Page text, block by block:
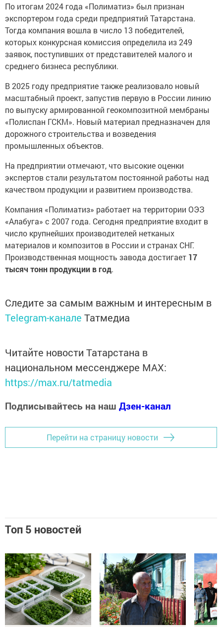
По итогам 2024 года «Полиматиз» был признан
экспортером года среди предприятий Татарстана.
Тогда компания вошла в число 13 победителей,
которых конкурсная комиссия определила из 249
заявок, поступивших от представителей малого и
среднего бизнеса республики.
В 2025 году предприятие также реализовало новый
масштабный проект, запустив первую в России линию
по выпуску армированной геокомпозитной мембраны
«Полиспан ГСКМ». Новый материал предназначен для
дорожного строительства и возведения
промышленных объектов.
На предприятии отмечают, что высокие оценки
экспертов стали результатом постоянной работы над
качеством продукции и развитием производства.
Компания «Полиматиз» работает на территории ОЭЗ
«Алабуга» с 2007 года. Сегодня предприятие входит в
число крупнейших производителей нетканых
материалов и композитов в России и странах СНГ.
Производственная мощность завода достигает 17
тысяч тонн продукции в год.
Следите за самым важным и интересным в
Telegram-канале Татмедиа
Читайте новости Татарстана в
национальном мессенджере MАХ:
https://max.ru/tatmedia
Подписывайтесь на наш Дзен-канал
Перейти на страницу новости
Топ 5 новостей